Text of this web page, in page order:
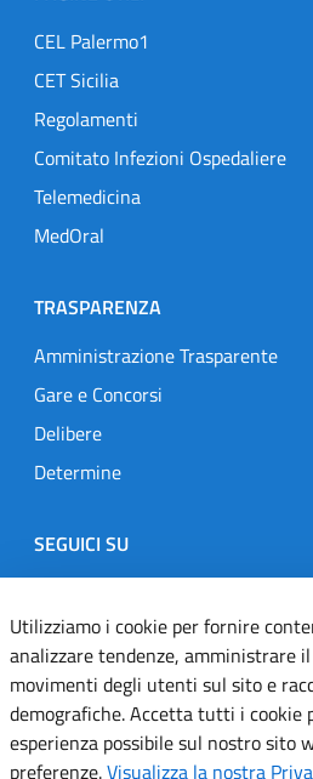
CEL Palermo1
CET Sicilia
Regolamenti
Comitato Infezioni Ospedaliere
Telemedicina
MedOral
TRASPARENZA
Amministrazione Trasparente
Gare e Concorsi
Delibere
Determine
SEGUICI SU
Designers Italia
TwitterInstagramYoutube
Dichiarazione di accessibilità
Informativa cookie
Utilizziamo i cookie per fornire
analizzare tendenze, amministrare
movimenti degli utenti sul sito e
demografiche. Accetta tutti i cookie
esperienza possibile sul nostro sito
preferenze.Visualizza la nostra